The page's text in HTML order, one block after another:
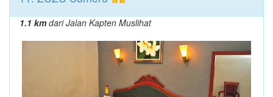
1.1 kmdari Jalan Kapten Muslihat